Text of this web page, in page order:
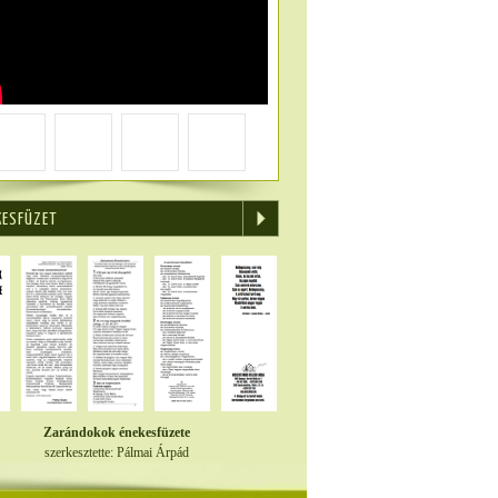
Zarándokok énekesfüzete
szerkesztette: Pálmai Árpád